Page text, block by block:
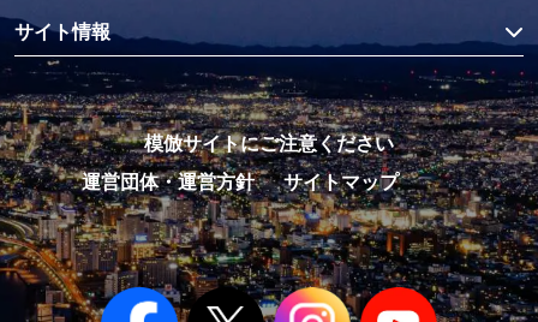
サイト情報
模倣サイトにご注意ください
運営団体・運営方針
サイトマップ